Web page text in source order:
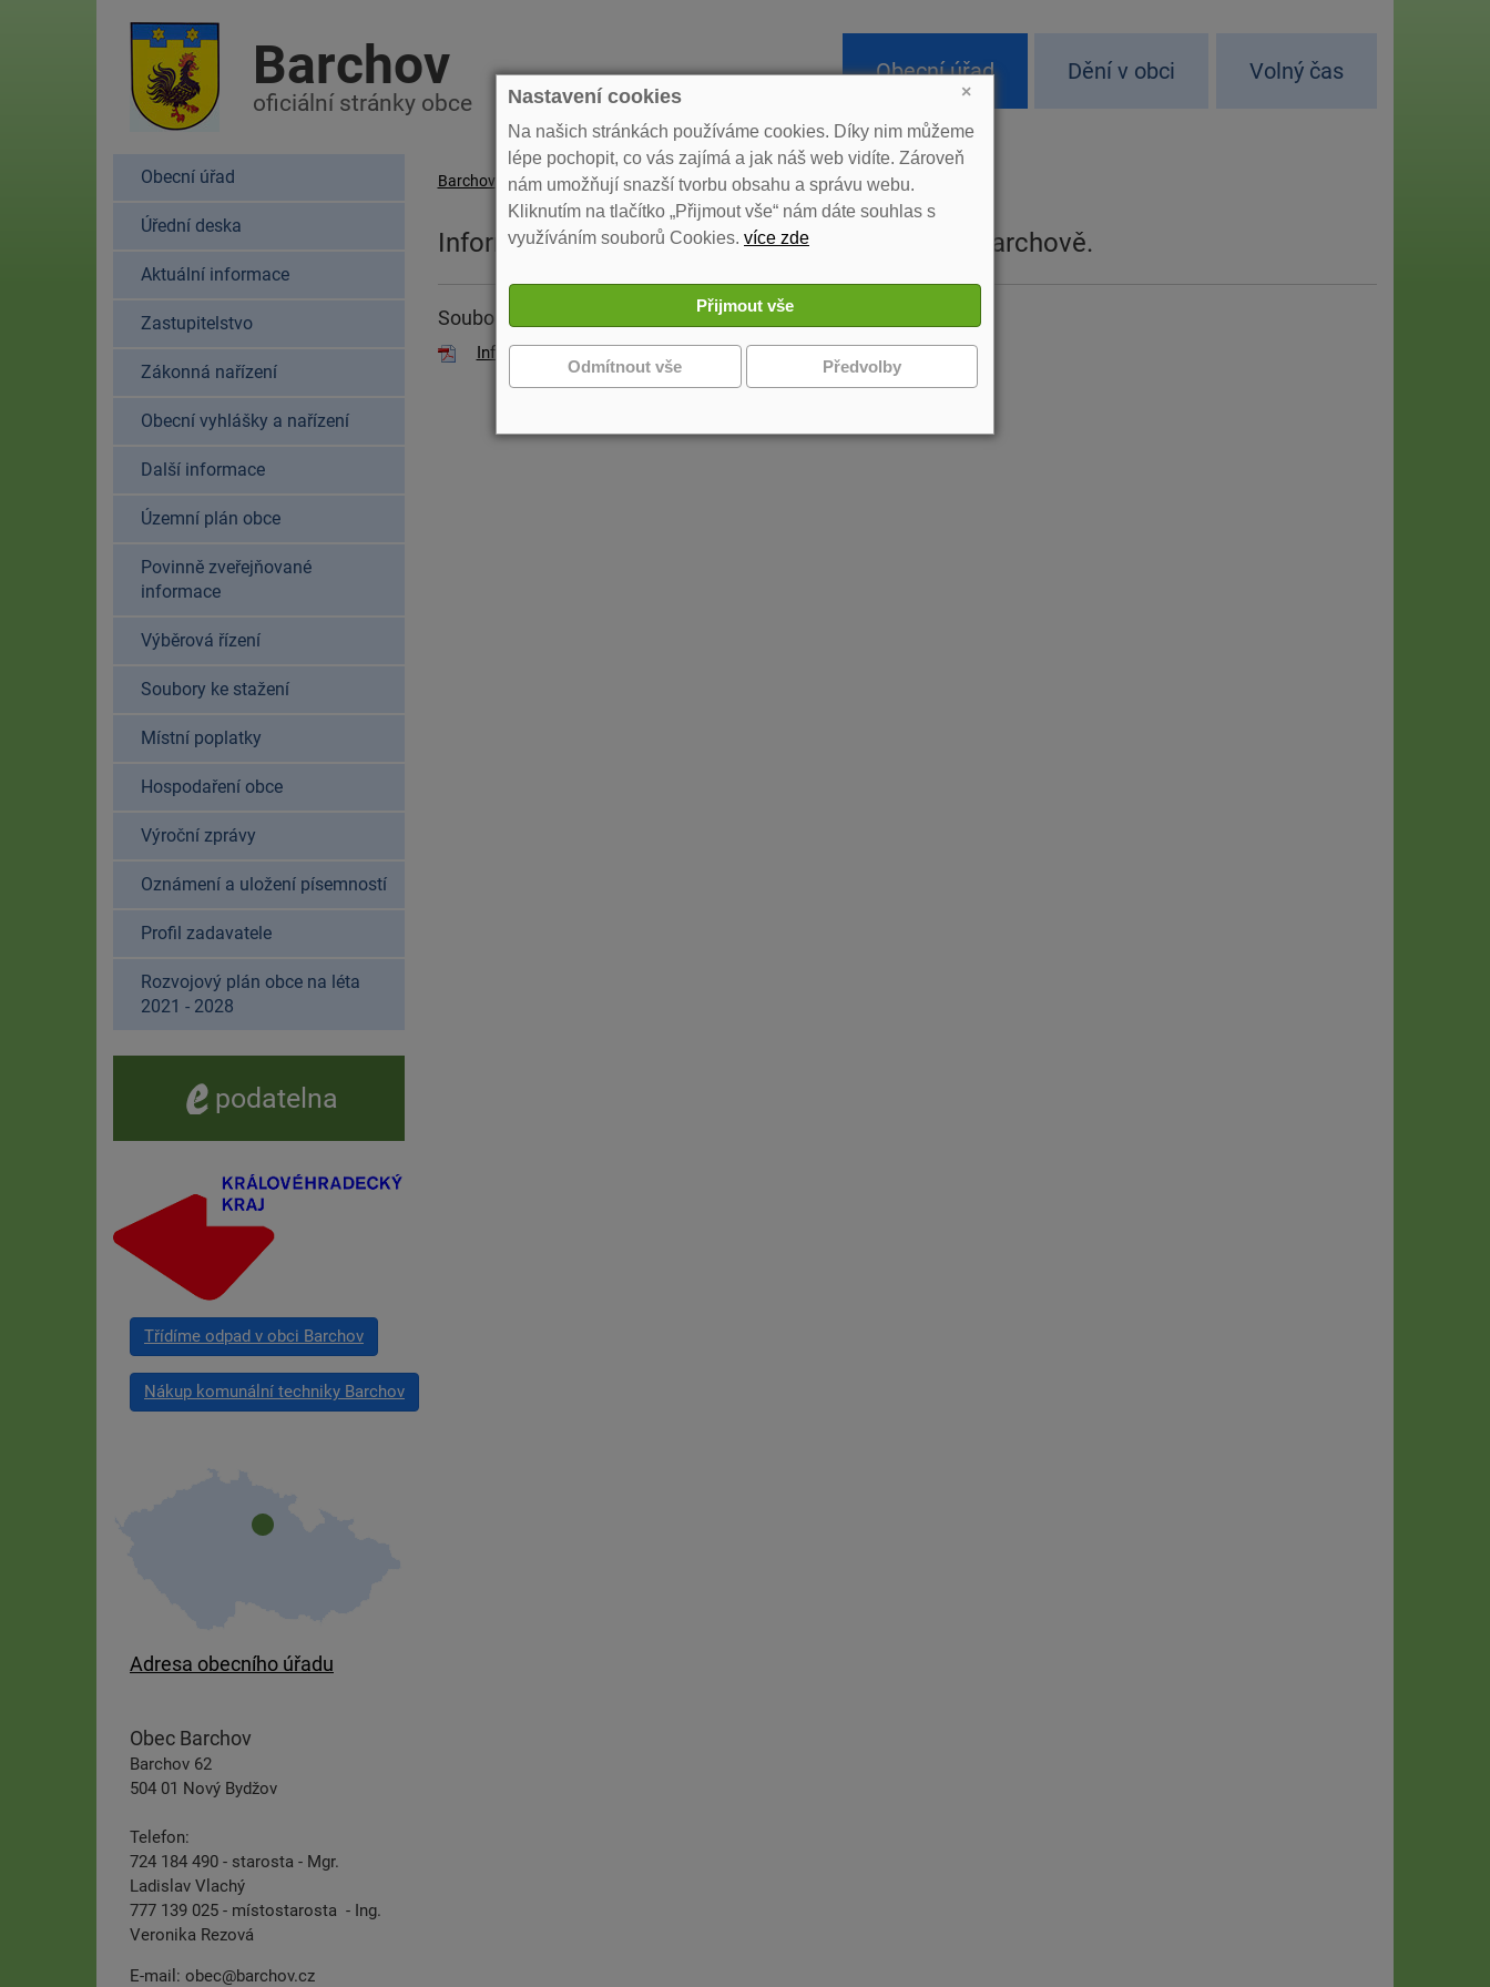
Barchov
oficiální stránky obce
Obecní úřad Dění v obci Volný čas
Obecní úřad
Úřední deska
Aktuální informace
Zastupitelstvo
Zákonná nařízení
Obecní vyhlášky a nařízení
Další informace
Územní plán obce
Povinně zveřejňované
informace
Výběrová řízení
Soubory ke stažení
Místní poplatky
Hospodaření obce
Výroční zprávy
Oznámení a uložení písemností
Profil zadavatele
Rozvojový plán obce na léta
2021 - 2028
Barchov »Informace o počtu a sídle volebního okrsku v Barchově.
Informace o počtu a sídle volebního okrsku v Barchově.
Soubory ke stažení
Informace o počtu a sídle volebních okrsků
e -podatelna
Třídíme odpad v obci Barchov
Nákup komunální techniky Barchov
Adresa obecního úřadu
Obec Barchov
Barchov 62
504 01 Nový Bydžov
Telefon:
724 184 490 - starosta - Mgr.
Ladislav Vlachý
777 139 025 - místostarosta - Ing.
Veronika Rezová
E-mail: obec@barchov.cz
×
Nastavení cookies
Na našich stránkách používáme cookies. Díky nim můžeme
lépe pochopit, co vás zajímá a jak náš web vidíte. Zároveň
nám umožňují snazší tvorbu obsahu a správu webu.
Kliknutím na tlačítko „Přijmout vše“ nám dáte souhlas s
využíváním souborů Cookies. více zde